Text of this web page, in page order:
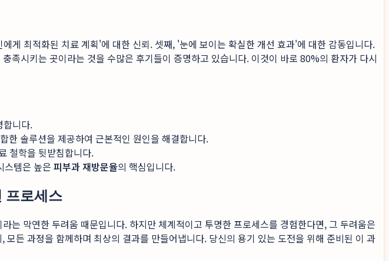
게 최적화된 치료 계획'에 대한 신뢰. 셋째, '눈에 보이는 확실한 개선 효과'에 대한 감동입니다.
족시키는 곳이라는 것을 수많은 후기들이 증명하고 있습니다. 이것이 바로 80%의 환자가 다시
합니다.
한 솔루션을 제공하여 근본적인 원인을 해결합니다.
철학을 뒷받침합니다.
스템은 높은 피부과 재방문율의 핵심입니다.
프로세스
막연한 두려움 때문입니다. 하지만 체계적이고 투명한 프로세스를 경험한다면, 그 두려움은
든 과정을 함께하며 최상의 결과를 만들어냅니다. 당신의 용기 있는 도전을 위해 준비된 이 과